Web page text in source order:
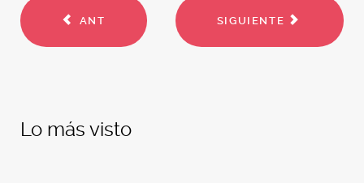
ANT SIGUIENTE
Lo más visto